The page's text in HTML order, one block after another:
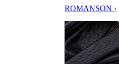
ROMANSON ›